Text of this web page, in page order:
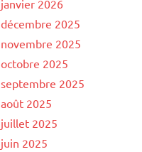
janvier 2026
décembre 2025
novembre 2025
octobre 2025
septembre 2025
août 2025
juillet 2025
juin 2025